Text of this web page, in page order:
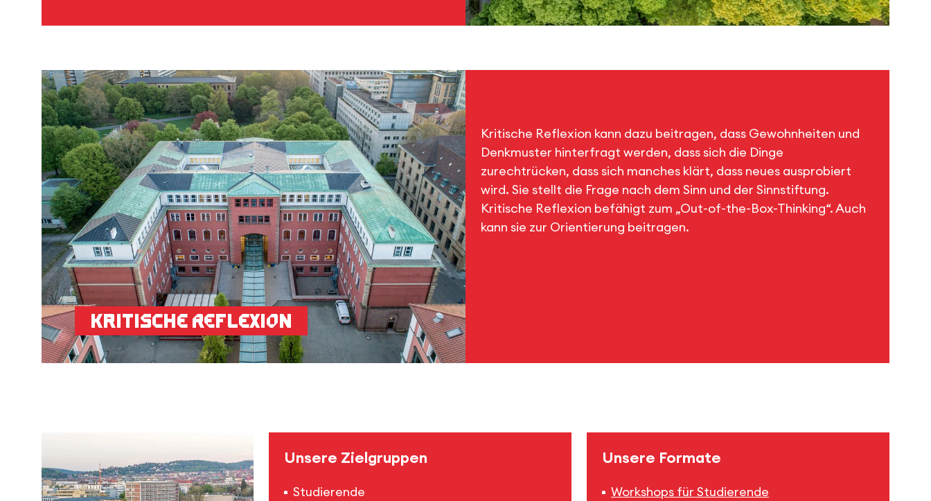
Kritische Reflexion
Kritische Reflexion kann dazu beitragen, dass Gewohnheiten und
Denkmuster hinterfragt werden, dass sich die Dinge
zurechtrücken, dass sich manches klärt, dass neues ausprobiert
wird. Sie stellt die Frage nach dem Sinn und der Sinnstiftung.
Kritische Reflexion befähigt zum „Out-of-the-Box-Thinking“. Auch
kann sie zur Orientierung beitragen.
Unsere Zielgruppen
Studierende
Unsere Formate
Workshops für Studierende